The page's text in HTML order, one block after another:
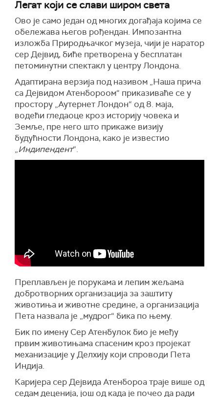
Легат који се слави широм света
Ово је само један од многих догађаја којима се
обележава његов рођендан. Импозантна
изложба Природњачког музеја, чији је наратор
сер Дејвид, биће претворена у бесплатан
петоминутни спектакл у центру Лондона.
Адаптирана верзија под називом „Наша прича
са Дејвидом Атенбороом“ приказиваће се у
простору „Аутернет Лондон“ од 8. маја,
водећи гледаоце кроз историју човека и
Земље, пре него што прикаже визију
будућности Лондона, како је известио
„Индипендент“.
Преплављен је порукама и лепим жељама
добротворних организација за заштиту
животиња и животне средине, а организација
Пета назвала је „мудрог“ бика по њему.
Бик по имену Сер Атенбулок био је међу
првим животињама спасеним кроз пројекат
механизације у Делхију који спроводи Пета
Индија.
Каријера сер Дејвида Атенбороа траје више од
седам деценија, још од када је почео да ради